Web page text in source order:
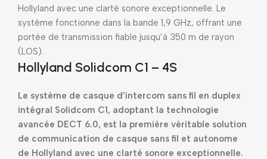
Hollyland avec une clarté sonore exceptionnelle. Le
système fonctionne dans la bande 1,9 GHz, offrant une
portée de transmission fiable jusqu’à 350 m de rayon
(LOS).
Hollyland Solidcom C1 – 4S
Le système de casque d’intercom sans fil en duplex
intégral Solidcom C1, adoptant la technologie
avancée DECT 6.0, est la première véritable solution
de communication de casque sans fil et autonome
de Hollyland avec une clarté sonore exceptionnelle.